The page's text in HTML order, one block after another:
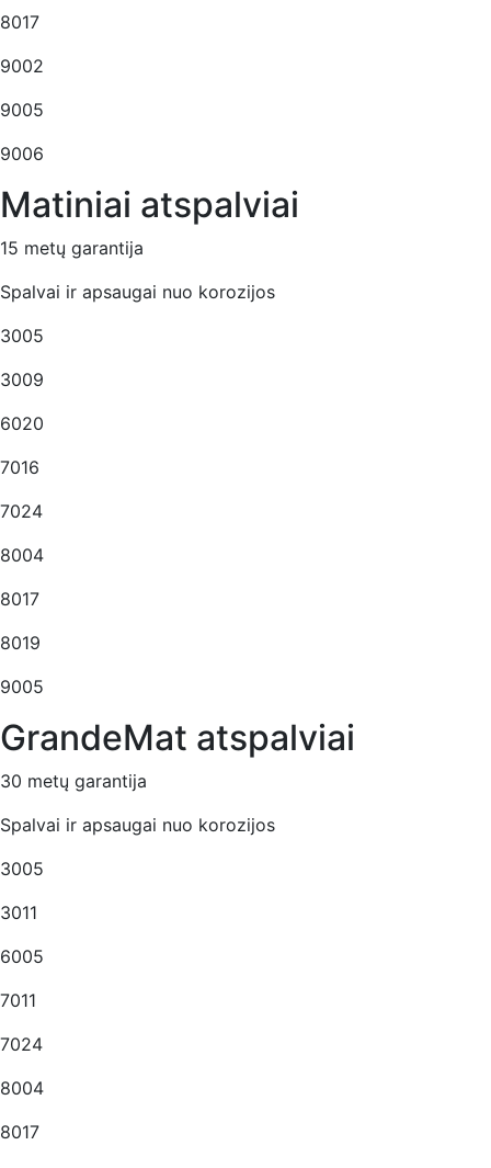
8017
9002
9005
9006
Matiniai atspalviai
15 metų garantija
Spalvai ir apsaugai nuo korozijos
3005
3009
6020
7016
7024
8004
8017
8019
9005
GrandeMat atspalviai
30 metų garantija
Spalvai ir apsaugai nuo korozijos
3005
3011
6005
7011
7024
8004
8017